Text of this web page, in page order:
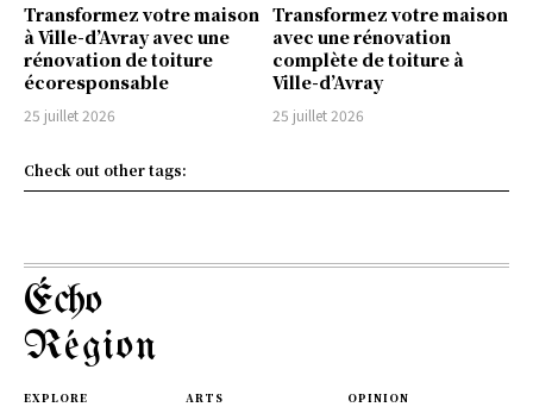
Transformez votre maison
à Ville-d’Avray avec une
rénovation de toiture
écoresponsable
25 juillet 2026
Transformez votre maison
avec une rénovation
complète de toiture à
Ville-d’Avray
25 juillet 2026
Check out other tags:
Écho
Région
EXPLORE ARTS OPINION